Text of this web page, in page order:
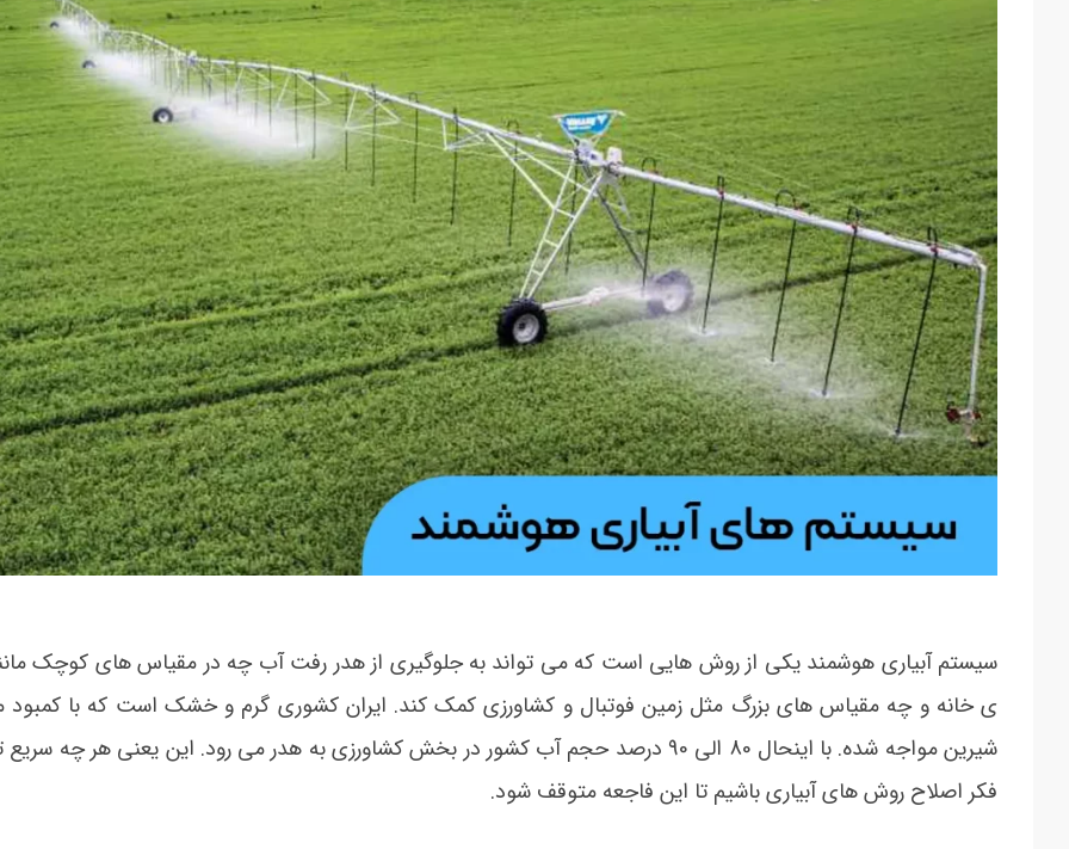
سیستم آبیاری هوشمند یکی از روش هایی است که می تواند به جلوگیری از هدر رفت آب چه در مقیاس های کوچک
ی خانه و چه مقیاس های بزرگ مثل زمین فوتبال و کشاورزی کمک کند. ایران کشوری گرم و خشک است که با کمبود
شیرین مواجه شده. با اینحال 80 الی 90 درصد حجم آب کشور در بخش کشاورزی به هدر می رود. این یعنی هر چه
فکر اصلاح روش های آبیاری باشیم تا این فاجعه متوقف شود.